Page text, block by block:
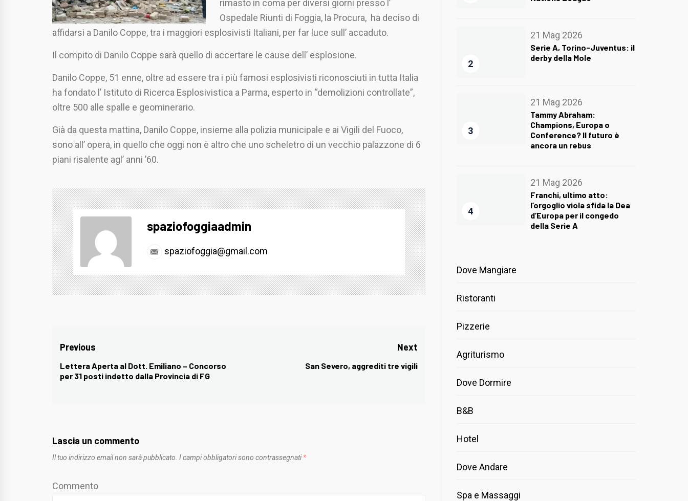
rimasto in coma per diversi giorni presso l’
Ospedale Riunti di Foggia, la Procura, ha deciso di
affidarsi a Danilo Coppe, tra i maggiori esplosivisti Italiani, per far luce sull’ accaduto.
Il compito di Danilo Coppe sarà quello di accertare le cause dell’ esplosione.
Danilo Coppe, 51 enne, oltre ad essere tra i più famosi esplosivisti riconosciuti in tutta Italia
ha fondato l’ Istituto di Ricerca Esplosivistica a Parma, esperto in “demolizioni controllate”,
oltre 500 alle spalle e geominerario.
Già da questa mattina, Danilo Coppe, insieme alla polizia municipale e ai Vigili del Fuoco,
sono all’ opera, in quello che oggi non è altro che uno scheletro di un vecchio palazzone di 6
piani risalente agl’ anni ’60.
spaziofoggiaadmin
spaziofoggia@gmail.com
Navigazione
articoli
Previous
Previous
post:
Lettera Aperta al Dott. Emiliano – Concorso
per 31 posti indetto dalla Provincia di FG
Next
Next
San Severo, aggrediti tre vigili
Lascia un commento
Il tuo indirizzo email non sarà pubblicato. I campi obbligatori sono contrassegnati *
Commento
2
21 Mag 2026
Serie A, Torino-Juventus: il
derby della Mole
3
21 Mag 2026
Tammy Abraham:
Champions, Europa o
Conference? Il futuro è
ancora un rebus
4
21 Mag 2026
Franchi, ultimo atto:
l’orgoglio viola sfida la Dea
d’Europa per il congedo
della Serie A
Dove Mangiare
Ristoranti
Pizzerie
Agriturismo
Dove Dormire
B&B
Hotel
Dove Andare
Spa e Massaggi